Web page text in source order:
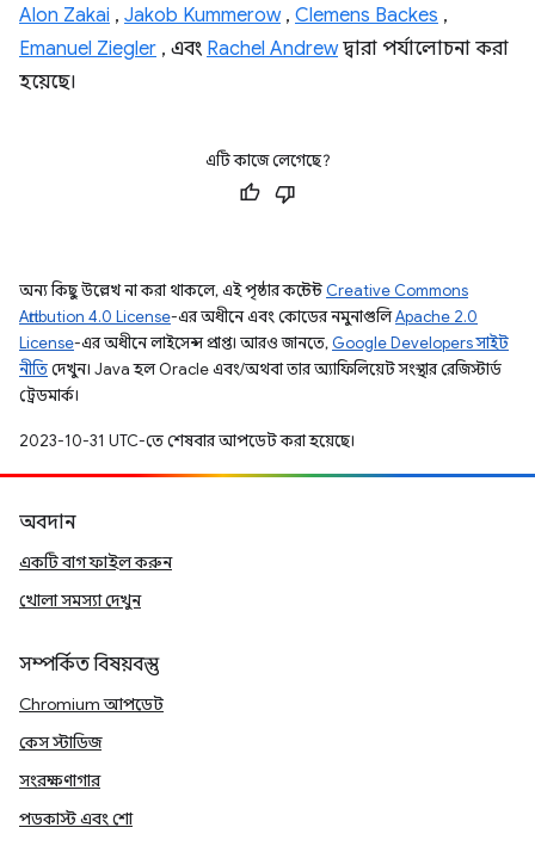
Alon Zakai , Jakob Kummerow, Clemens Backes ,
Emanuel Ziegler , এবং Rachel Andrewদ্বারা পর্যালোচনা করা
হয়েছে।
এটি কাজে লেগেছে?
অন্য কিছু উল্লেখ না করা থাকলে, এই পৃষ্ঠার কন্টেন্ট Creative Commons
Attribution 4.0 License-এর অধীনে এবং কোডের নমুনাগুলিApache 2.0
License-এর অধীনে লাইসেন্স প্রাপ্ত। আরও জানতে, Google Developers সাইট
নীতিদেখুন। Java হল Oracle এবং/অথবা তার অ্যাফিলিয়েট সংস্থার রেজিস্টার্ড
ট্রেডমার্ক।
2023-10-31 UTC-তে শেষবার আপডেট করা হয়েছে।
অবদান
একটি বাগ ফাইল করুন
খোলা সমস্যা দেখুন
সম্পর্কিত বিষয়বস্তু
Chromium আপডেট
কেস স্টাডিজ
সংরক্ষণাগার
পডকাস্ট এবং শো